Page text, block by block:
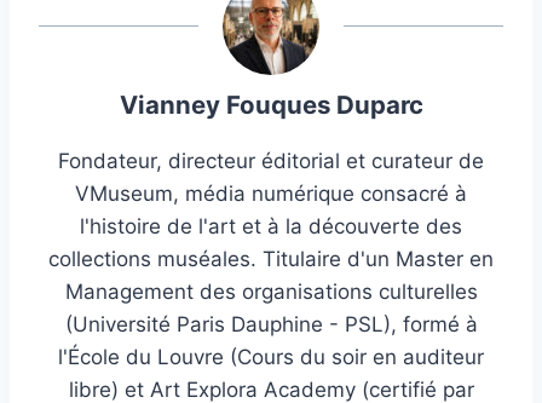
Vianney Fouques Duparc
Fondateur, directeur éditorial et curateur de
VMuseum, média numérique consacré à
l'histoire de l'art et à la découverte des
collections muséales. Titulaire d'un Master en
Management des organisations culturelles
(Université Paris Dauphine - PSL), formé à
l'École du Louvre (Cours du soir en auditeur
libre) et Art Explora Academy (certifié par